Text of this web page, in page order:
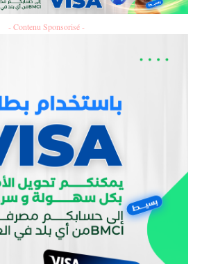
- Contenu Sponsorisé -